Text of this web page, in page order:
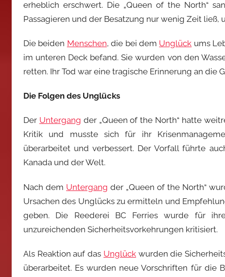
erheblich erschwert. Die „Queen of the North“
Passagieren und der Besatzung nur wenig Zeit ließ,
Die beiden Menschen, die bei dem Unglück ums
im unteren Deck befand. Sie wurden von den
retten. Ihr Tod war eine tragische Erinnerung an die
Die Folgen des Unglücks
Der Untergang der „Queen of the North“ hatte
Kritik und musste sich für ihr
überarbeitet und verbessert. Der Vorfall führte
Kanada und der Welt.
Nach dem Untergang der „Queen of the North“
Ursachen des Unglücks zu ermitteln und
geben. Die Reederei BC Ferries wurde für
unzureichenden Sicherheitsvorkehrungen kritisiert.
Als Reaktion auf das Unglückwurden die
überarbeitet. Es wurden neue Vorschriften für die